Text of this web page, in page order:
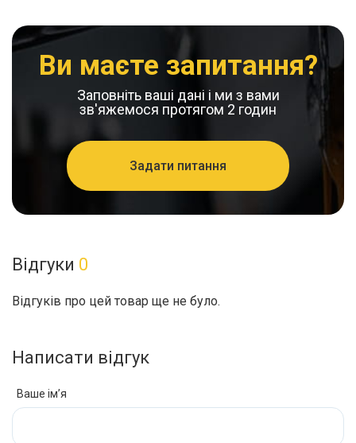
Ви маєте запитання?
Заповніть ваші дані і ми з вами
зв'яжемося протягом 2 годин
Задати питання
Відгуки 0
Відгуків про цей товар ще не було.
Написати відгук
Ваше ім’я